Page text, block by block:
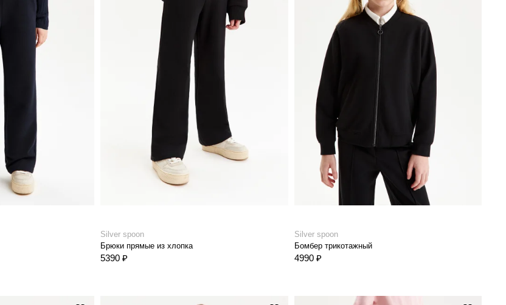
Silver spoon
Брюки прямые из хлопка
5390 ₽
Silver spoon
Бомбер трикотажный
4990 ₽